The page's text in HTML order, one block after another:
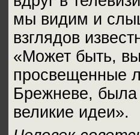
мы видим и
взглядов
«Может быть,
просвещенные
Брежневе, была
великие идеи».